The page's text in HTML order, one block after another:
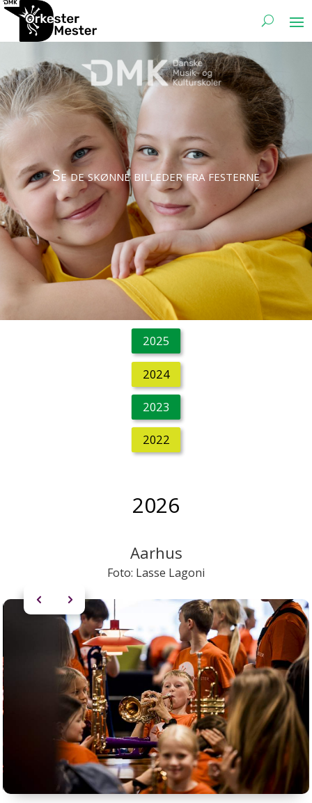
Se de skønne billeder fra festerne
2025
2024
2023
2022
2026
Aarhus
Foto: Lasse Lagoni